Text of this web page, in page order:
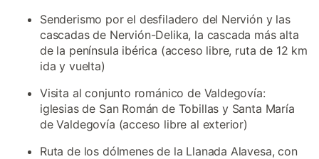
Senderismo por el desfiladero del Nervión y las
cascadas de Nervión-Delika, la cascada más alta
de la península ibérica (acceso libre, ruta de 12 km
ida y vuelta)
Visita al conjunto románico de Valdegovía:
iglesias de San Román de Tobillas y Santa María
de Valdegovía (acceso libre al exterior)
Ruta de los dólmenes de la Llanada Alavesa, con